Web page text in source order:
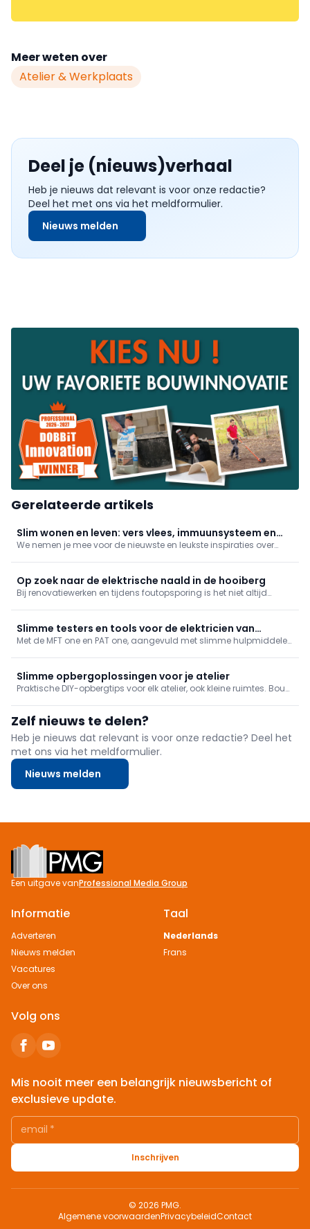
Meer weten over
Atelier & Werkplaats
Deel je (nieuws)verhaal
Heb je nieuws dat relevant is voor onze redactie?
Deel het met ons via het meldformulier.
Nieuws melden
Gerelateerde artikels
Slim wonen en leven: vers vlees, immuunsysteem en
tiltips
We nemen je mee voor de nieuwste en leukste inspiraties over
Op zoek naar de elektrische naald in de hooiberg
Bij renovatiewerken en tijdens foutopsporing is het niet altijd
werken.
Slimme testers en tools voor de elektricien van
morgen
Met de MFT one en PAT one, aangevuld met slimme hulpmiddelen
georganiseerd.
Slimme opbergoplossingen voor je atelier
Praktische DIY-opbergtips voor elk atelier, ook kleine ruimtes. Bouw
Zelf nieuws te delen?
Heb je nieuws dat relevant is voor onze redactie? Deel het
met ons via het meldformulier.
Nieuws melden
Footer
Een uitgave vanProfessional Media Group
Informatie
Adverteren
Nieuws melden
Vacatures
Over ons
Taal
Nederlands
Frans
Volg ons
Mis nooit meer een belangrijk nieuwsbericht of
exclusieve update.
email *
Inschrijven
© 2026 PMG.
Algemene voorwaardenPrivacybeleidContact